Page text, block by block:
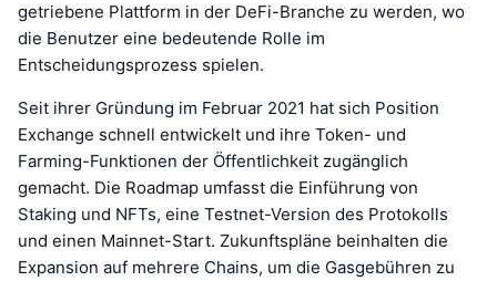
getriebene Plattform in der DeFi-Branche zu werden, wo
die Benutzer eine bedeutende Rolle im
Entscheidungsprozess spielen.
Seit ihrer Gründung im Februar 2021 hat sich Position
Exchange schnell entwickelt und ihre Token- und
Farming-Funktionen der Öffentlichkeit zugänglich
gemacht. Die Roadmap umfasst die Einführung von
Staking und NFTs, eine Testnet-Version des Protokolls
und einen Mainnet-Start. Zukunftspläne beinhalten die
Expansion auf mehrere Chains, um die Gasgebühren zu